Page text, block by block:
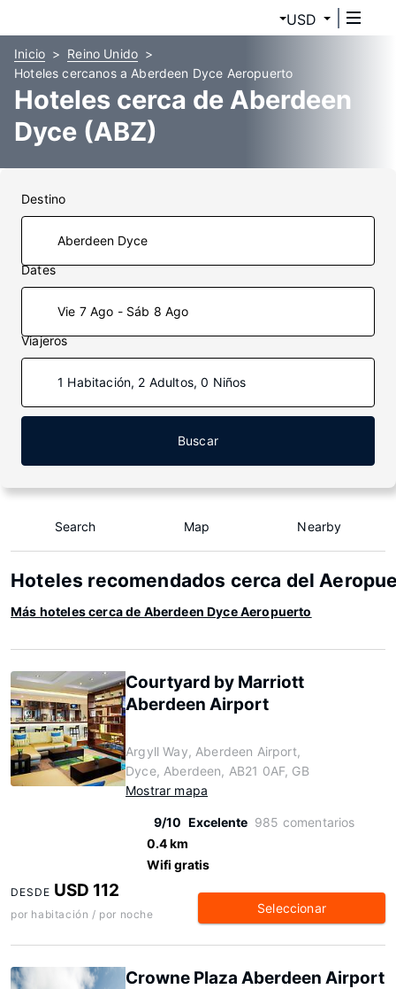
USD
Inicio
Reino Unido
Hoteles cercanos a Aberdeen Dyce Aeropuerto
Hoteles cerca de Aberdeen
Dyce (ABZ)
Destino
Dates
Vie 7 Ago - Sáb 8 Ago
Viajeros
1 Habitación, 2 Adultos, 0 Niños
Buscar
Search Map Nearby
Hoteles recomendados cerca del
Más hoteles cerca de Aberdeen Dyce Aeropuerto
Courtyard by Marriott
Aberdeen Airport
Argyll Way, Aberdeen Airport,
Dyce, Aberdeen, AB21 0AF, GB
Mostrar mapa
9/10 Excelente 985 comentarios
0.4 km
Wifi gratis
DESDE USD 112
por habitación / por noche Seleccionar
Crowne Plaza Aberdeen Airport